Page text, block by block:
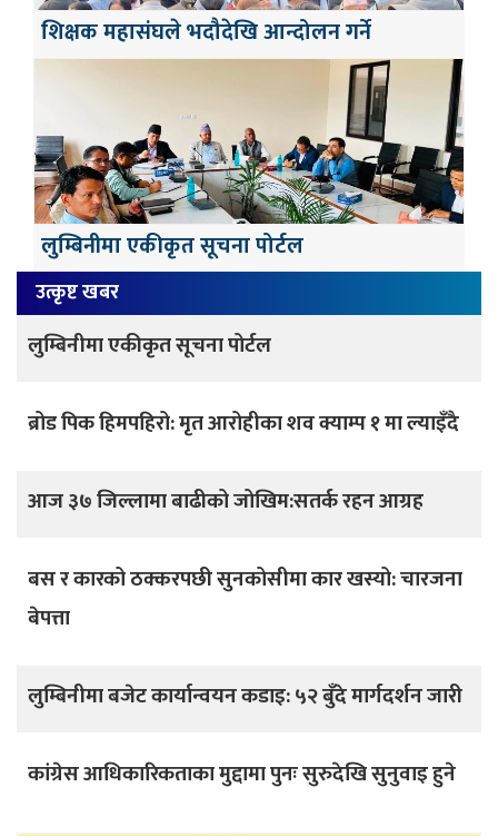
शिक्षक महासंघले भदौदेखि आन्दोलन गर्ने
लुम्बिनीमा एकीकृत सूचना पोर्टल
उत्कृष्ट खबर
लुम्बिनीमा एकीकृत सूचना पोर्टल
ब्रोड पिक हिमपहिरो: मृत आरोहीका शव क्याम्प १ मा ल्याइँदै
आज ३७ जिल्लामा बाढीको जोखिम:सतर्क रहन आग्रह
बस र कारको ठक्करपछी सुनकोसीमा कार खस्यो: चारजना
बेपत्ता
लुम्बिनीमा बजेट कार्यान्वयन कडाइ: ५२ बुँदे मार्गदर्शन जारी
कांग्रेस आधिकारिकताका मुद्दामा पुनः सुरुदेखि सुनुवाइ हुने